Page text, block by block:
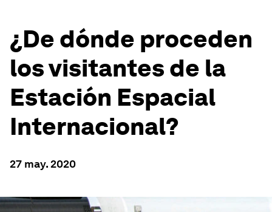
¿De dónde proceden
los visitantes de la
Estación Espacial
Internacional?
27 may. 2020